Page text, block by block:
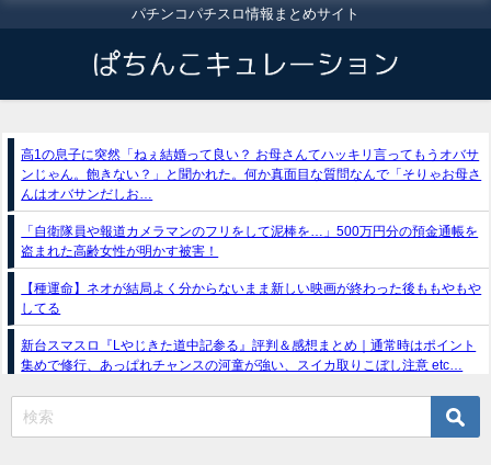
パチンコパチスロ情報まとめサイト
高1の息子に突然「ねぇ結婚って良い？ お母さんてハッキリ言ってもうオバサ
ンじゃん。飽きない？」と聞かれた。何か真面目な質問なんで「そりゃお母さ
んはオバサンだしお…
「自衛隊員や報道カメラマンのフリをして泥棒を…」500万円分の預金通帳を
盗まれた高齢女性が明かす被害！
【種運命】ネオが結局よく分からないまま新しい映画が終わった後ももやもや
してる
新台スマスロ『Lやじきた道中記参る』評判＆感想まとめ｜通常時はポイント
集めで修行、あっぱれチャンスの河童が強い、スイカ取りこぼし注意 etc…
e獣王-獅子の一撃-｜スペック・攻略情報